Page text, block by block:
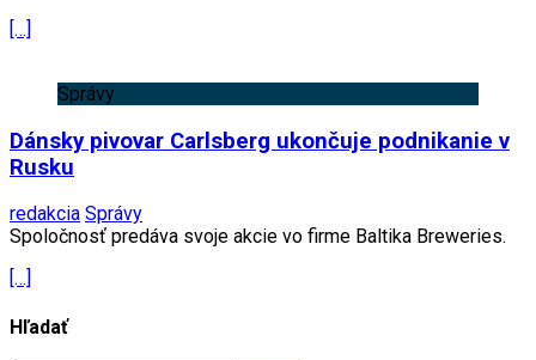
[…]
Správy
Dánsky pivovar Carlsberg ukončuje podnikanie v
Rusku
redakcia Správy
Spoločnosť predáva svoje akcie vo firme Baltika Breweries.
[…]
Hľadať